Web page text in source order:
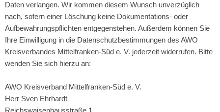
Daten verlangen. Wir kommen diesem Wunsch unverzüglich
nach, sofern einer Löschung keine Dokumentations- oder
Aufbewahrungspflichten entgegenstehen. Außerdem können Sie
Ihre Einwilligung in die Datenschutzbestimmungen des AWO
Kreisverbandes Mittelfranken-Süd e. V. jederzeit widerrufen. Bitte
wenden Sie sich hierzu an:
AWO Kreisverband Mittelfranken-Süd e. V.
Herr Sven Ehrhardt
Reichswaisenhausstraße 1